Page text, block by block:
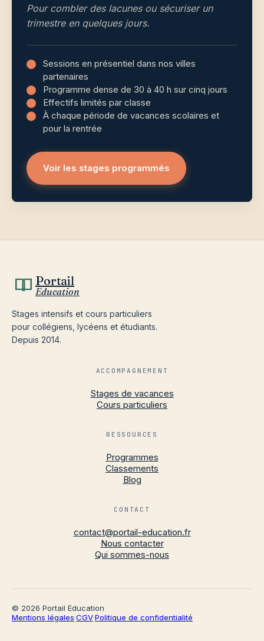
Pour combler des lacunes ou sécuriser un
trimestre en quelques jours.
Sessions en présentiel dans nos villes
partenaires
Programme dense de 30 à 40 h sur cinq jours
Effectifs limités par classe
À chaque période de vacances scolaires et
pour la rentrée
Voir les stages programmés
Portail
Education
Stages intensifs et cours particuliers
pour collégiens, lycéens et étudiants.
Depuis 2014.
ACCOMPAGNEMENT
Stages de vacances
Cours particuliers
RESSOURCES
Programmes
Classements
Blog
CONTACT
contact@portail-education.fr
Nous contacter
Qui sommes-nous
© 2026 Portail Education
Mentions légales·CGV·Politique de confidentialité